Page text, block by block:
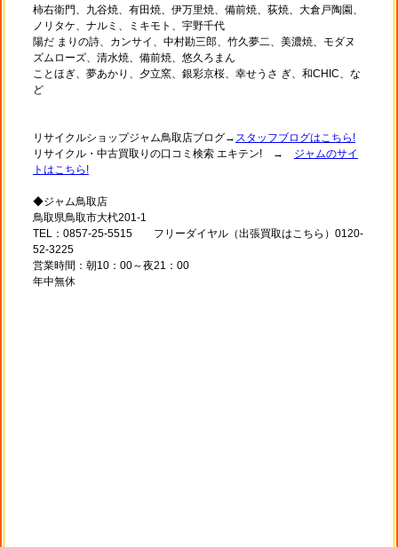
柿右衛門、九谷焼、有田焼、伊万里焼、備前焼、荻焼、大倉戸陶園、
ノリタケ、ナルミ、ミキモト、宇野千代
陽だ まりの詩、カンサイ、中村勘三郎、竹久夢二、美濃焼、モダヌ
ズムローズ、清水焼、備前焼、悠久ろまん
ことほぎ、夢あかり、夕立窯、銀彩京桜、幸せうさ ぎ、和CHIC、な
ど
リサイクルショップジャム鳥取店ブログ→ スタッフブログはこちら!
リサイクル・中古買取りの口コミ検索 エキテン! → ジャムのサイ
トはこちら!
◆ジャム鳥取店
鳥取県鳥取市大杙201-1
TEL：0857-25-5515 フリーダイヤル（出張買取はこちら）0120-
52-3225
営業時間：朝10：00～夜21：00
年中無休